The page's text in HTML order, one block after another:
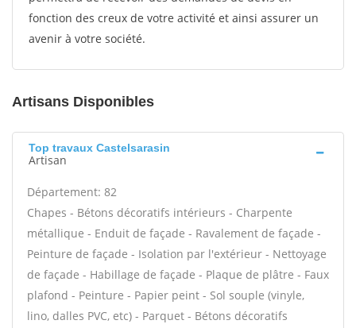
fonction des creux de votre activité et ainsi assurer un
avenir à votre société.
Artisans Disponibles
Top travaux Castelsarasin
Artisan
Département: 82
Chapes - Bétons décoratifs intérieurs - Charpente
métallique - Enduit de façade - Ravalement de façade -
Peinture de façade - Isolation par l'extérieur - Nettoyage
de façade - Habillage de façade - Plaque de plâtre - Faux
plafond - Peinture - Papier peint - Sol souple (vinyle,
lino, dalles PVC, etc) - Parquet - Bétons décoratifs